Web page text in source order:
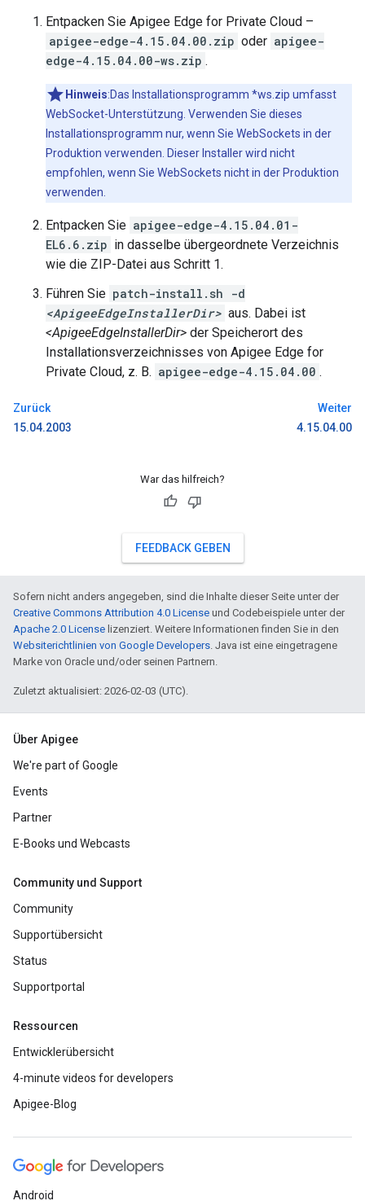
Entpacken Sie Apigee Edge for Private Cloud –
apigee-edge-4.15.04.00.zip oder apigee-
edge-4.15.04.00-ws.zip .
Hinweis:Das Installationsprogramm *ws.zip umfasst
WebSocket-Unterstützung. Verwenden Sie dieses
Installationsprogramm nur, wenn Sie WebSockets in der
Produktion verwenden. Dieser Installer wird nicht
empfohlen, wenn Sie WebSockets nicht in der Produktion
verwenden.
Entpacken Sie apigee-edge-4.15.04.01-
EL6.6.zip in dasselbe übergeordnete Verzeichnis
wie die ZIP-Datei aus Schritt 1.
Führen Sie patch-install.sh -d
<ApigeeEdgeInstallerDir> aus. Dabei ist
<ApigeeEdgeInstallerDir> der Speicherort des
Installationsverzeichnisses von Apigee Edge for
Private Cloud, z. B. apigee-edge-4.15.04.00 .
Zurück
15.04.2003
Weiter
4.15.04.00
War das hilfreich?
FEEDBACK GEBEN
Sofern nicht anders angegeben, sind die Inhalte dieser Seite unter der
Creative Commons Attribution 4.0 License und Codebeispiele unter der
Apache 2.0 License lizenziert. Weitere Informationen finden Sie in den
Websiterichtlinien von Google Developers. Java ist eine eingetragene
Marke von Oracle und/oder seinen Partnern.
Zuletzt aktualisiert: 2026-02-03 (UTC).
Über Apigee
We're part of Google
Events
Partner
E-Books und Webcasts
Community und Support
Community
Supportübersicht
Status
Supportportal
Ressourcen
Entwicklerübersicht
4-minute videos for developers
Apigee-Blog
Android